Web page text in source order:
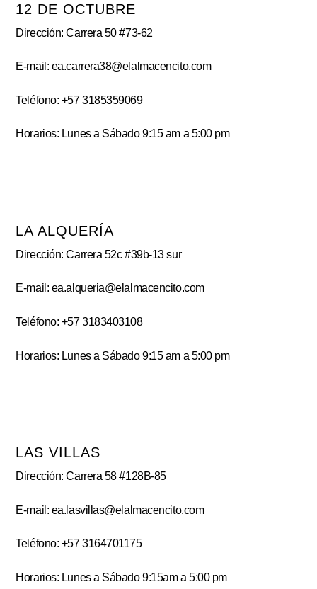
12 DE OCTUBRE
Dirección: Carrera 50 #73-62
E-mail: ea.carrera38@elalmacencito.com
Teléfono: +57 3185359069
Horarios: Lunes a Sábado 9:15 am a 5:00 pm
LA ALQUERÍA
Dirección: Carrera 52c #39b-13 sur
E-mail: ea.alqueria@elalmacencito.com
Teléfono: +57 3183403108
Horarios: Lunes a Sábado 9:15 am a 5:00 pm
LAS VILLAS
Dirección: Carrera 58 #128B-85
E-mail: ea.lasvillas@elalmacencito.com
Teléfono: +57 3164701175
Horarios: Lunes a Sábado 9:15am a 5:00 pm